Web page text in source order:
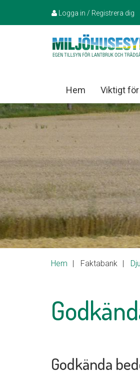
Logga in / Registrera dig
Hem Viktigt för
Hem Faktabank
Godkända